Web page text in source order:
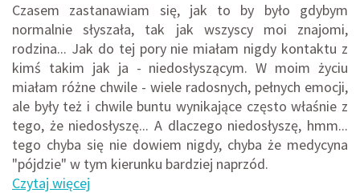
Czasem zastanawiam się, jak to by było gdybym
normalnie słyszała, tak jak wszyscy moi znajomi,
rodzina... Jak do tej pory nie miałam nigdy kontaktu z
kimś takim jak ja - niedosłyszącym. W moim życiu
miałam różne chwile - wiele radosnych, pełnych emocji,
ale były też i chwile buntu wynikające często właśnie z
tego, że niedosłyszę... A dlaczego niedosłyszę, hmm...
tego chyba się nie dowiem nigdy, chyba że medycyna
"pójdzie" w tym kierunku bardziej naprzód.
Czytaj więcej